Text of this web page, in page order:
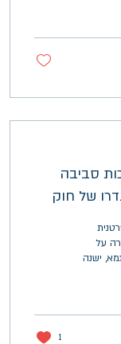
סביבה
של חוק
על
ישנה
1